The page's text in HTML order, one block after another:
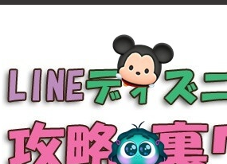
LINEディズニー ツ
支持率No1！痒いところに手が届く
セレクト情報をいち早く提供すると
0％楽しめるサイトを目指しています。